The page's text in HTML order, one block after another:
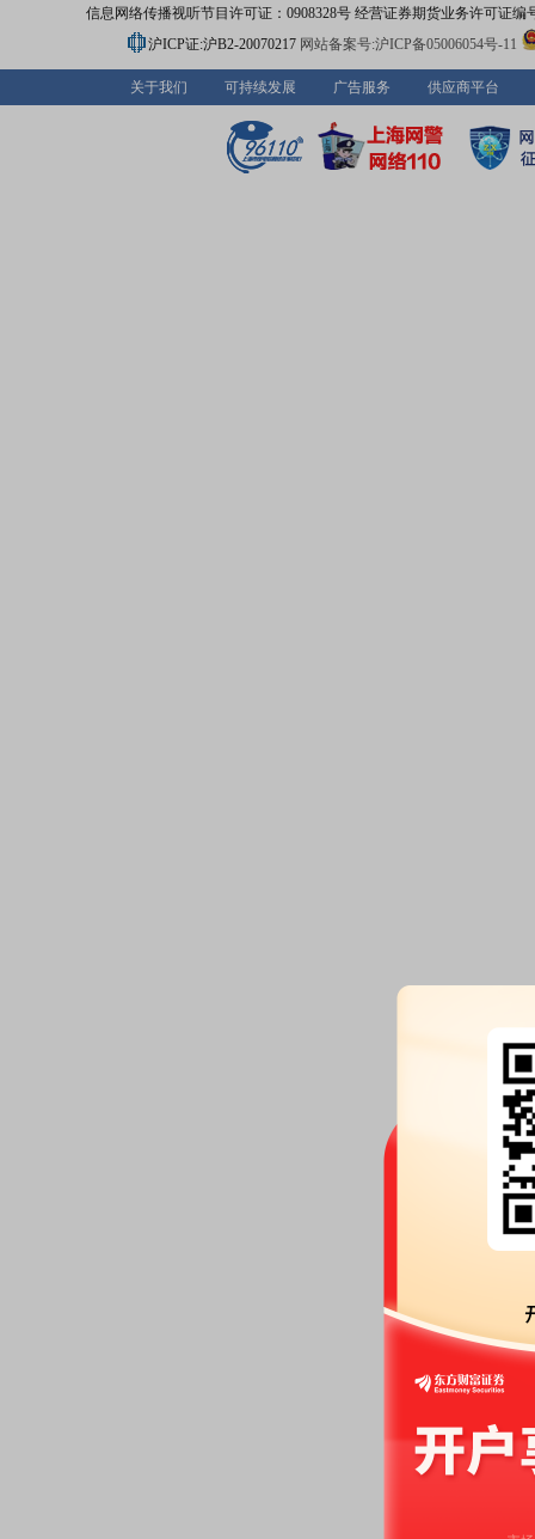
泛智能终端设备。2、5G通信业务目前公司的5G通信设备
括5G基站天线、5G小基站和OTN设备。5G基站天线的品
444天线及单4天线)等,5G小基站主要为5G扩展型皮基站
备包括电信接入型M-OTN设备、小型化移动OTN采集设备,
5G基站天线和5G小基站均已实现批量出货,OTN设备已完
测试。平治信息的发展也获得了外界的认可,2018年至目前
信息荣获“2018年中国互联网百强企业”、“中国创业板上市
信息网络传播视听节目许可证：0908328号 经营证券期货业务许可证编
沪ICP证:沪B2-20070217 网站备案号:沪ICP备05006054号-11
关于我们 可持续发展 广告服务 供应商平台